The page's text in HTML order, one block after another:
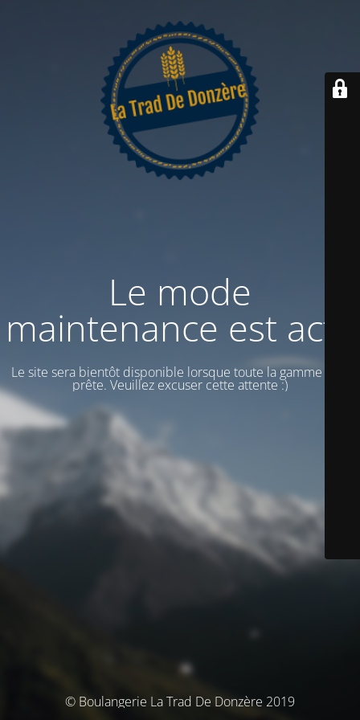
Le mode
maintenance est actif
Le site sera bientôt disponible lorsque toute la gamme sera
prête. Veuillez excuser cette attente :)
© Boulangerie La Trad De Donzère 2019